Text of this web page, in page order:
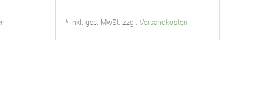
* inkl. ges. MwSt. zzgl. Versandkosten